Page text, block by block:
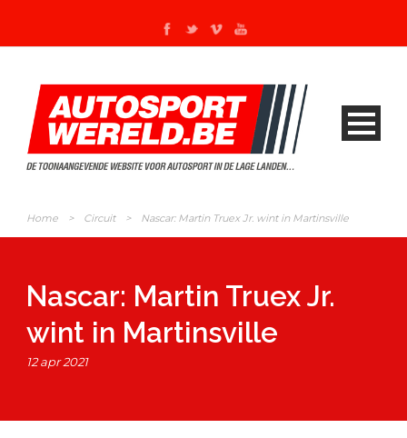
Home > Circuit > Nascar: Martin Truex Jr. wint in Martinsville
Nascar: Martin Truex Jr.
wint in Martinsville
12 apr 2021